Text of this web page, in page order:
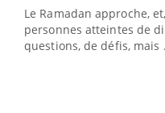
Le Ramadan approche,
personnes atteintes de
questions, de défis, mais